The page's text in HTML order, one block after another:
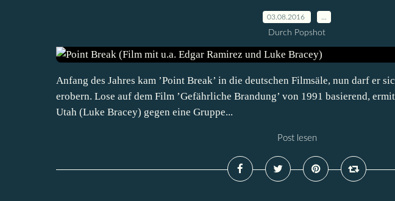
03.08.2016
Durch Popshot
Anfang des Jahres kam ’Point Break’ in die deutschen Filmsäle, nun darf er
erobern. Lose auf dem Film ’Gefährliche Brandung’ von 1991 basierend,
Utah (Luke Bracey) gegen eine Gruppe...
Post lesen